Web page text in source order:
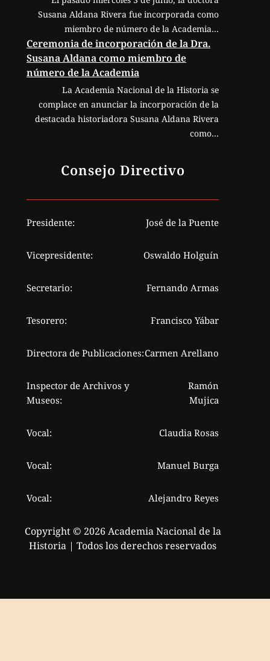
Susana Aldana Rivera fue incorporada como
miembro de número de la Academia…
Ceremonia de incorporación de la Dra.
Susana Aldana como miembro de
número de la Academia
La Academia Nacional de la Historia se
complace en anunciar la incorporación de la
destacada historiadora Susana Aldana Rivera
como…
Consejo Directivo
Presidente: José de la Puente
Vicepresidente: Oswaldo Holguín
Secretario: Fernando Armas
Tesorero: Francisco Yábar
Directora de Publicaciones:Carmen Arellano
Inspector de Archivos y
Museos:
Ramón
Mujica
Vocal: Claudia Rosas
Vocal: Manuel Burga
Vocal: Alejandro Reyes
Copyright © 2026 Academia Nacional de la
Historia | Todos los derechos reservados